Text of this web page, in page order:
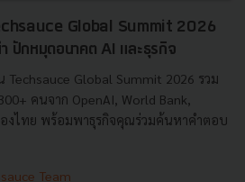
Global Summit 2026
ปักหมุดอนาคต AI และธุรกิจ
Techsauce Global Summit 2026 รวม
คนจาก OpenAI, World Bank,
งไทย พร้อมพาธุรกิจคุณร่วมค้นหาคำตอบ
Team